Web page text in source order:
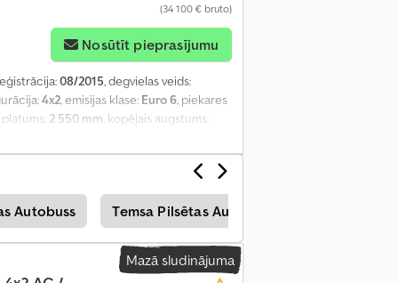
(34 100 € bruto)
Nosūtīt pieprasījumu
08/2015, degvielas veids:
4x2, emisijas klase: Euro 6, piekares
2 550 mm, kopējais augstums:
Autobuss Temsa Pilsētas Autobuss
Mazā sludinājuma